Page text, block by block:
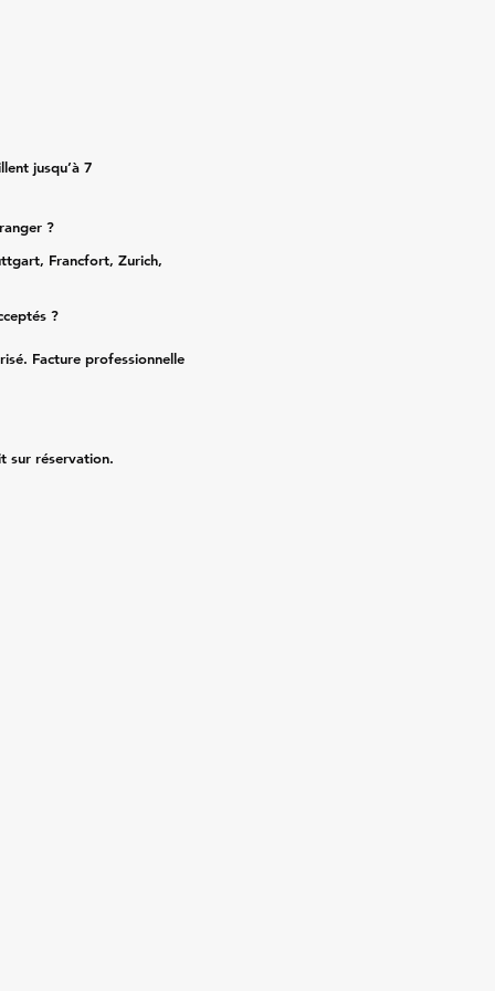
jusqu’à 7
?
Francfort, Zurich,
?
Facture professionnelle
sur réservation.